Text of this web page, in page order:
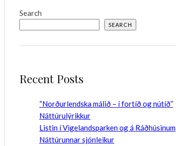
Search
SEARCH
Recent Posts
“Norðurlendska málið – í fortíð og nútíð”
Náttúrulýrikkur
Listin í Vigelandsparken og á Ráðhúsinum
Náttúrunnar sjónleikur